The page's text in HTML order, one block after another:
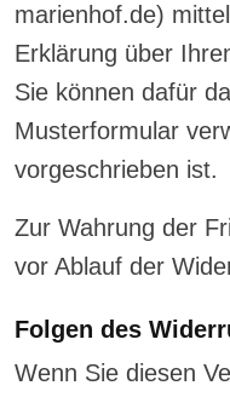
marienhof.de)
Erklärung über
Sie können dafür
Musterformular
vorgeschrieben ist.
Zur Wahrung der
vor Ablauf der
Folgen des
Wenn Sie diesen